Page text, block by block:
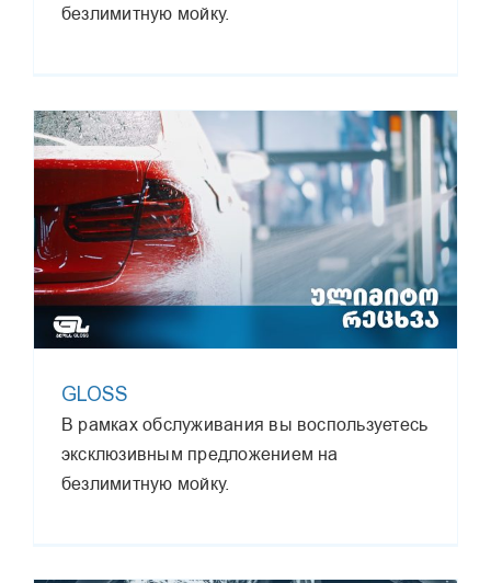
безлимитную мойку.
GLOSS
В рамках обслуживания вы воспользуетесь
эксклюзивным предложением на
безлимитную мойку.